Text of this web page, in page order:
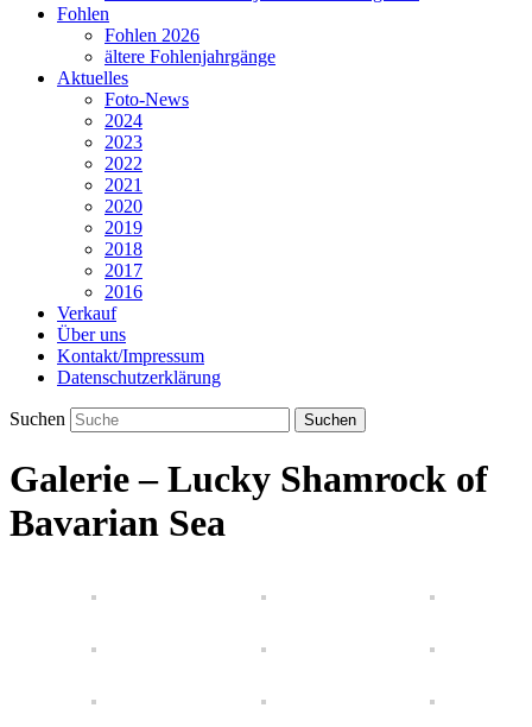
Fohlen
Fohlen 2026
ältere Fohlenjahrgänge
Aktuelles
Foto-News
2024
2023
2022
2021
2020
2019
2018
2017
2016
Verkauf
Über uns
Kontakt/Impressum
Datenschutzerklärung
Suchen
Galerie – Lucky Shamrock of
Bavarian Sea